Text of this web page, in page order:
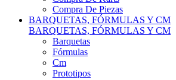
BARQUETAS, FÓRMULAS Y CM
BARQUETAS, FÓRMULAS Y CM
Barquetas
Fórmulas
Cm
Prototipos
Remolques